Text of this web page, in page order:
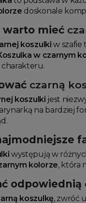
doskonale
warto mieć
koszulki w szafie
w czarnym
czarną
koszulki jest
na bardziej
występują w
kolorze, która
odpowiednią
koszulkę, zwróć